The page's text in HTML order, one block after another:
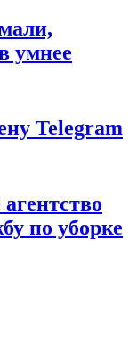
умнее
Telegram
по уборке